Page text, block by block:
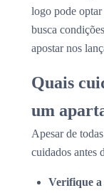
logo pode
busca
apostar nos
Quais
um
Apesar de
cuidados antes
Verifique a